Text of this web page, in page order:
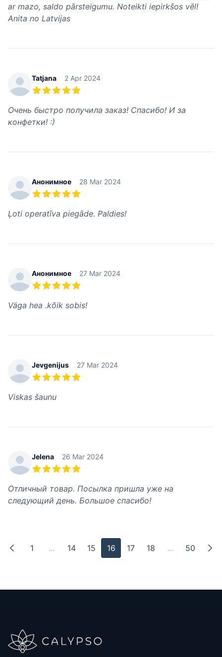
ar mazo, saldo pārsteigumu. Noteikti iepirkšos vēl!
Anita no Latvijas
Tatjana 2 Apr 2024
Очень быстро получила заказ! Спасибо! И за
конфетки! :)
Анонимное 28 Mar 2024
Ļoti operatīva piegāde. Paldies!
Анонимное 27 Mar 2024
Väga hea .kõik sobis!
Jevgenijus 27 Mar 2024
Viskas šaunu
Jelena 26 Mar 2024
Отличный товар. Посылка пришла уже на
следующий день. Большое спасибо!
1 ... 14 15 16 17 18 ... 50